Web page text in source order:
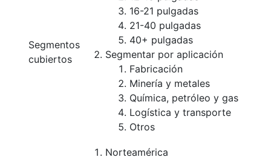
Segmentos
cubiertos
16-21 pulgadas
21-40 pulgadas
40+ pulgadas
Segmentar por aplicación
Fabricación
Minería y metales
Química, petróleo y gas
Logística y transporte
Otros
Norteamérica